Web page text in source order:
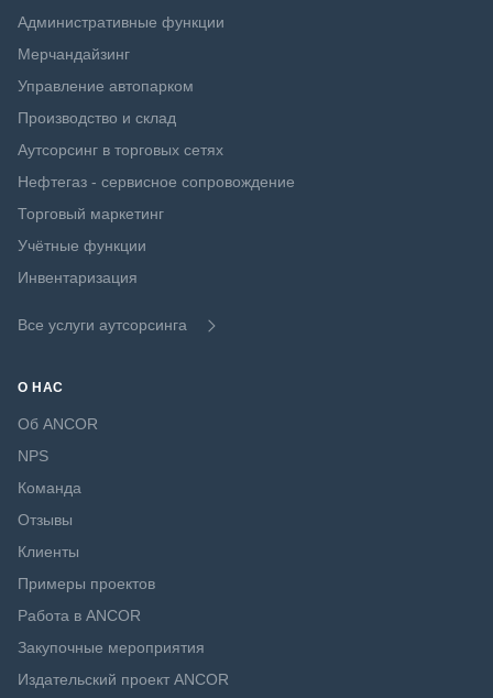
Административные функции
Мерчандайзинг
Управление автопарком
Производство и склад
Аутсорсинг в торговых сетях
Нефтегаз - сервисное сопровождение
Торговый маркетинг
Учётные функции
Инвентаризация
Все услуги аутсорсинга
О НАС
Об ANCOR
NPS
Команда
Отзывы
Клиенты
Примеры проектов
Работа в ANCOR
Закупочные мероприятия
Издательский проект ANCOR